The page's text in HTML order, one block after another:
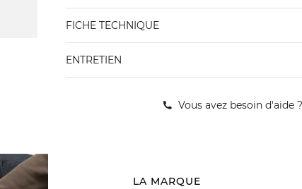
FICHE TECHNIQUE
ENTRETIEN
Vous avez besoin d'aide ?
LA MARQUE